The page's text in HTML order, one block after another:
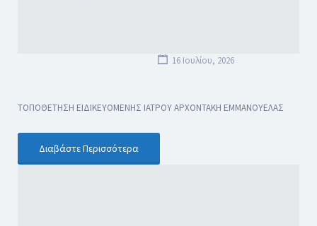
16 Ιουλίου, 2026
ΤΟΠΟΘΕΤΗΣΗ ΕΙΔΙΚΕΥΟΜΕΝΗΣ ΙΑΤΡΟΥ ΑΡΧΟΝΤΑΚΗ ΕΜΜΑΝΟΥΕΛΑΣ
Διαβάστε Περισσότερα